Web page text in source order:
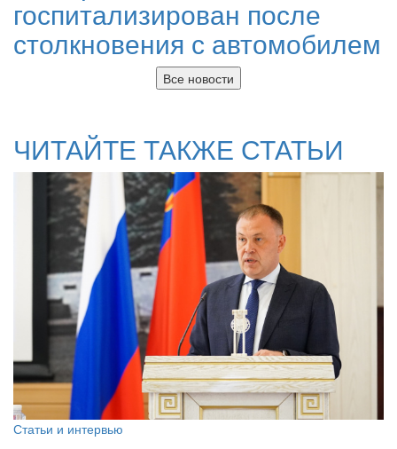
госпитализирован после
столкновения с автомобилем
Все новости
ЧИТАЙТЕ ТАКЖЕ СТАТЬИ
Статьи и интервью